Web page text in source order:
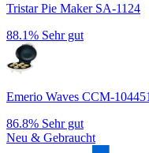
Tristar Pie Maker SA-1124
88.1% Sehr gut
Emerio Waves CCM-
86.8% Sehr gut
Neu & Gebraucht